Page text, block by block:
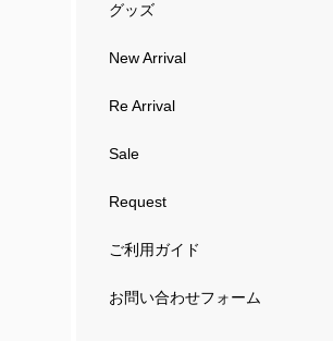
グッズ
New Arrival
Re Arrival
Sale
Request
ご利用ガイド
お問い合わせフォーム